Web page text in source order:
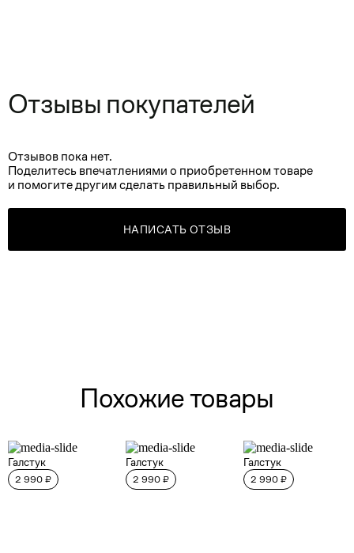
Отзывы покупателей
Отзывов пока нет.
Поделитесь впечатлениями о приобретенном товаре
и помогите другим сделать правильный выбор.
НАПИСАТЬ ОТЗЫВ